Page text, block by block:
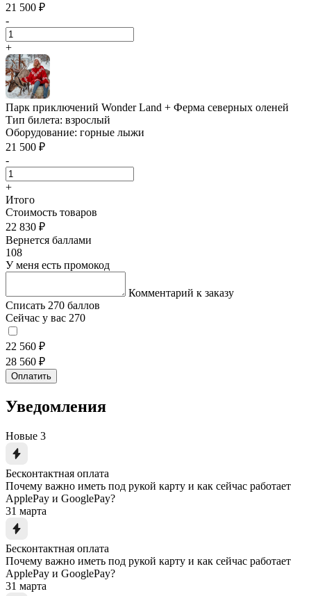
21 500 ₽
-
+
Парк приключений Wonder Land + Ферма северных оленей
Тип билета: взрослый
Оборудование: горные лыжи
21 500 ₽
-
+
Итого
Стоимость товаров
22 830 ₽
Вернется баллами
108
У меня есть промокод
Комментарий к заказу
Списать 270 баллов
Сейчас у вас 270
22 560 ₽
28 560 ₽
Оплатить
Уведомления
Новые 3
Бесконтактная оплата
Почему важно иметь под рукой карту и как сейчас работает
ApplePay и GooglePay?
31 марта
Бесконтактная оплата
Почему важно иметь под рукой карту и как сейчас работает
ApplePay и GooglePay?
31 марта